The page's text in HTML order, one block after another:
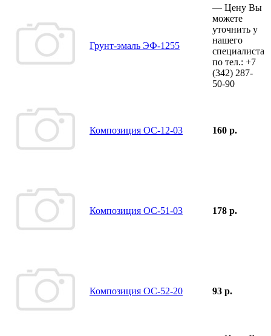
Грунт-эмаль ЭФ-1255
— Цену Вы
можете
уточнить у
нашего
специалиста
по тел.: +7
(342) 287-
50-90
Композиция ОС-12-03 160 р.
Композиция ОС-51-03 178 р.
Композиция ОС-52-20 93 р.